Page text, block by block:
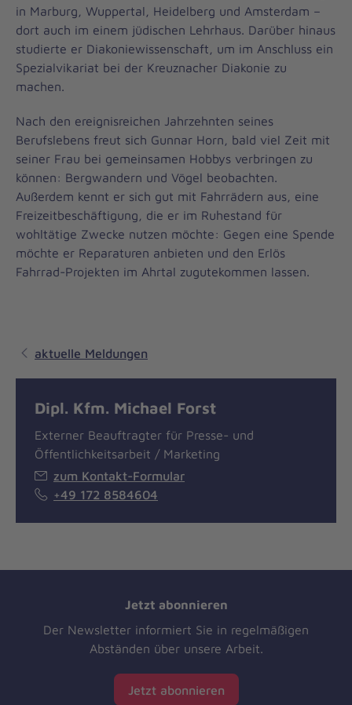
in Marburg, Wuppertal, Heidelberg und Amsterdam –
dort auch im einem jüdischen Lehrhaus. Darüber hinaus
studierte er Diakoniewissenschaft, um im Anschluss ein
Spezialvikariat bei der Kreuznacher Diakonie zu
machen.
Nach den ereignisreichen Jahrzehnten seines
Berufslebens freut sich Gunnar Horn, bald viel Zeit mit
seiner Frau bei gemeinsamen Hobbys verbringen zu
können: Bergwandern und Vögel beobachten.
Außerdem kennt er sich gut mit Fahrrädern aus, eine
Freizeitbeschäftigung, die er im Ruhestand für
wohltätige Zwecke nutzen möchte: Gegen eine Spende
möchte er Reparaturen anbieten und den Erlös
Fahrrad-Projekten im Ahrtal zugutekommen lassen.
aktuelle Meldungen
Dipl. Kfm. Michael Forst
Externer Beauftragter für Presse- und
Öffentlichkeitsarbeit / Marketing
zum Kontakt-Formular
+49 172 8584604
Jetzt abonnieren
Der Newsletter informiert Sie in regelmäßigen
Abständen über unsere Arbeit.
Jetzt abonnieren